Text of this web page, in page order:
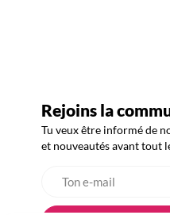
Rejoins la
Tu veux être informé de
et nouveautés avant tout